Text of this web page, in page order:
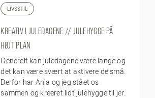
LIVSSTIL
KREATIV I JULEDAGENE // JULEHYGGE PÅ
HØJT PLAN
Generelt kan juledagene være lange og
det kan være svært at aktivere de små.
Derfor har Anja og jeg stået os
sammen og kreeret lidt julehygge til jer.